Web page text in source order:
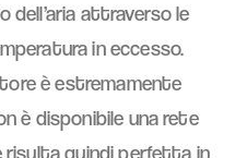
dell’aria attraverso le
in eccesso.
è estremamente
è disponibile una rete
risulta quindi perfetta in